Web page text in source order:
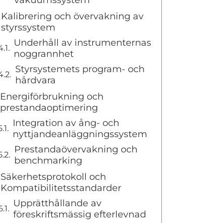
Kalibrering och övervakning av
styrssystem
Underhåll av instrumenternas
noggrannhet
Styrsystemets program- och
hårdvara
Energiförbrukning och
prestandaoptimering
Integration av ång- och
nyttjandeanläggningssystem
Prestandaövervakning och
benchmarking
Säkerhetsprotokoll och
Kompatibilitetsstandarder
Upprätthållande av
föreskriftsmässig efterlevnad